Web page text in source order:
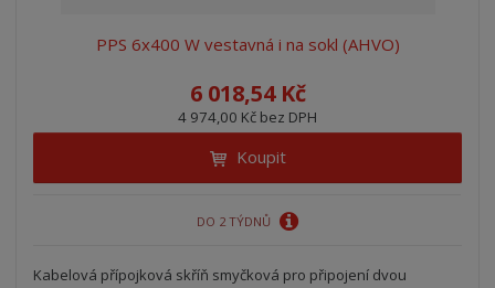
PPS 6x400 W vestavná i na sokl (AHVO)
6 018,54 Kč
4 974,00 Kč bez DPH
Koupit
DO 2 TÝDNŮ
Kabelová přípojková skříň smyčková pro připojení dvou